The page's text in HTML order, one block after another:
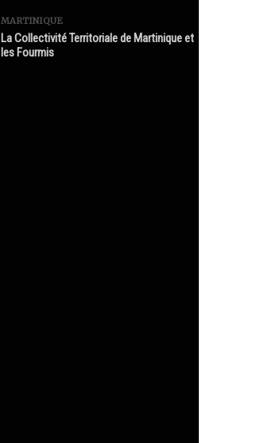
MARTINIQUE
La Collectivité Territoriale de Martinique et
les Fourmis